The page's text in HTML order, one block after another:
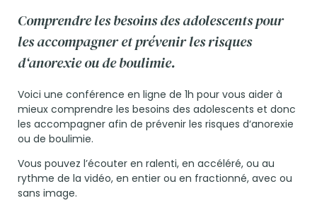
Comprendre les besoins des adolescents pour
les accompagner et prévenir les risques
d‘anorexie ou de boulimie.
Voici une conférence en ligne de 1h pour vous aider à
mieux comprendre les besoins des adolescents et donc
les accompagner afin de prévenir les risques d‘anorexie
ou de boulimie.
Vous pouvez l’écouter en ralenti, en accéléré, ou au
rythme de la vidéo, en entier ou en fractionné, avec ou
sans image.